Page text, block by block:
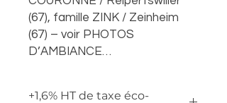
(67), famille ZINK / Zeinheim
(67) – voir PHOTOS
D’AMBIANCE…
+1,6% HT de taxe éco-